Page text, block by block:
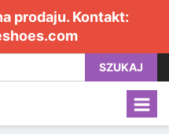
prodaju. Kontakt:
SZUKAJ